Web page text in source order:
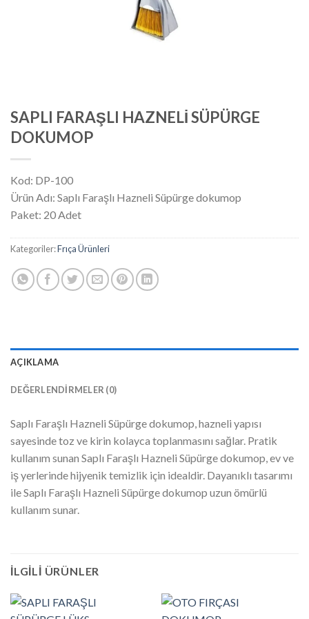
SAPLI FARAŞLI HAZNELİ SÜPÜRGE
DOKUMOP
Kod: DP-100
Ürün Adı: Saplı Faraşlı Hazneli Süpürge dokumop
Paket: 20 Adet
Kategoriler:Frıça Ürünleri
AÇIKLAMA
DEĞERLENDIRMELER (0)
Saplı Faraşlı Hazneli Süpürge dokumop, hazneli yapısı
sayesinde toz ve kirin kolayca toplanmasını sağlar. Pratik
kullanım sunan Saplı Faraşlı Hazneli Süpürge dokumop, ev ve
iş yerlerinde hijyenik temizlik için idealdir. Dayanıklı tasarımı
ile Saplı Faraşlı Hazneli Süpürge dokumop uzun ömürlü
kullanım sunar.
İLGILI ÜRÜNLER